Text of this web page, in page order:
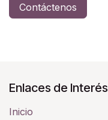
Contáctenos
Enlaces de Interés
Inicio